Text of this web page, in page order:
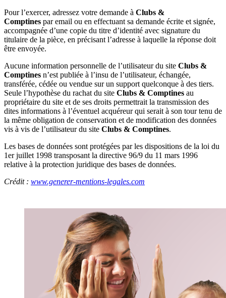
Pour l’exercer, adressez votre demande à Clubs &
Comptines par email ou en effectuant sa demande écrite et signée,
accompagnée d’une copie du titre d’identité avec signature du
titulaire de la pièce, en précisant l’adresse à laquelle la réponse doit
être envoyée.
Aucune information personnelle de l’utilisateur du site Clubs &
Comptines n’est publiée à l’insu de l’utilisateur, échangée,
transférée, cédée ou vendue sur un support quelconque à des tiers.
Seule l’hypothèse du rachat du site Clubs & Comptines au
propriétaire du site et de ses droits permettrait la transmission des
dites informations à l’éventuel acquéreur qui serait à son tour tenu de
la même obligation de conservation et de modification des données
vis à vis de l’utilisateur du site Clubs & Comptines.
Les bases de données sont protégées par les dispositions de la loi du
1er juillet 1998 transposant la directive 96/9 du 11 mars 1996
relative à la protection juridique des bases de données.
Crédit : www.generer-mentions-legales.com